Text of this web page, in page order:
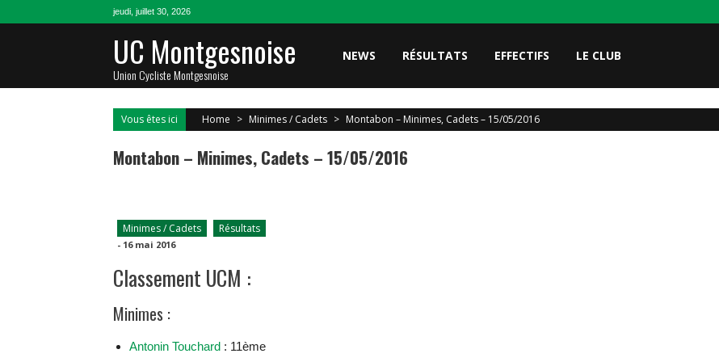
jeudi, juillet 30, 2026
UC Montgesnoise
Union Cycliste Montgesnoise
NEWS RÉSULTATS EFFECTIFS LE CLUB
Vous êtes ici Home > Minimes / Cadets > Montabon – Minimes, Cadets – 15/05/2016
Montabon – Minimes, Cadets – 15/05/2016
Minimes / Cadets Résultats
- 16 mai 2016
Classement UCM :
Minimes :
Antonin Touchard : 11ème